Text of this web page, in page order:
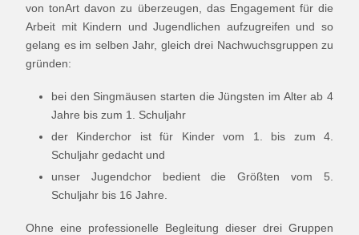
von tonArt davon zu überzeugen, das Engagement für die
Arbeit mit Kindern und Jugendlichen aufzugreifen und so
gelang es im selben Jahr, gleich drei Nachwuchsgruppen zu
gründen:
bei den Singmäusen starten die Jüngsten im Alter ab 4
Jahre bis zum 1. Schuljahr
der Kinderchor ist für Kinder vom 1. bis zum 4.
Schuljahr gedacht und
unser Jugendchor bedient die Größten vom 5.
Schuljahr bis 16 Jahre.
Ohne eine professionelle Begleitung dieser drei Gruppen